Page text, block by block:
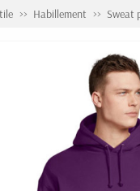
Habillement Sweat